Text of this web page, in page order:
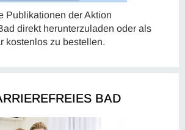
Publikationen der Aktion
direkt herunterzuladen oder als
kostenlos zu bestellen.
BAD